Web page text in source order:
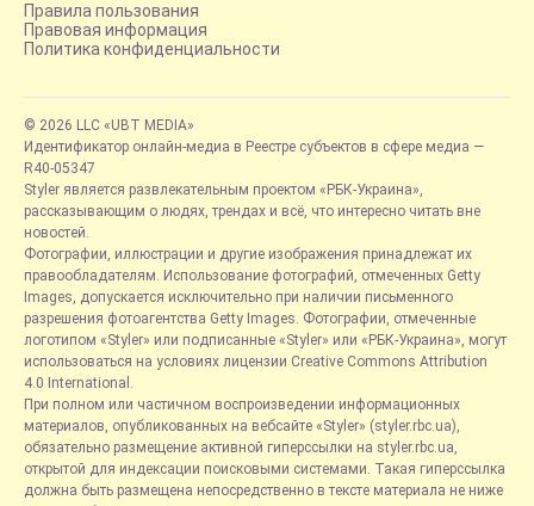
Правила пользования
Правовая информация
Политика конфиденциальности
© 2026 LLC «UBT MEDIA»
Идентификатор онлайн-медиа в Реестре субъектов в сфере медиа —
R40-05347
Styler является развлекательным проектом «РБК-Украина»,
рассказывающим о людях, трендах и всё, что интересно читать вне
новостей.
Фотографии, иллюстрации и другие изображения принадлежат их
правообладателям. Использование фотографий, отмеченных Getty
Images, допускается исключительно при наличии письменного
разрешения фотоагентства Getty Images. Фотографии, отмеченные
логотипом «Styler» или подписанные «Styler» или «РБК-Украина», могут
использоваться на условиях лицензии Creative Commons Attribution
4.0 International.
При полном или частичном воспроизведении информационных
материалов, опубликованных на вебсайте «Styler» (styler.rbc.ua),
обязательно размещение активной гиперссылки на styler.rbc.ua,
открытой для индексации поисковыми системами. Такая гиперссылка
должна быть размещена непосредственно в тексте материала не ниже